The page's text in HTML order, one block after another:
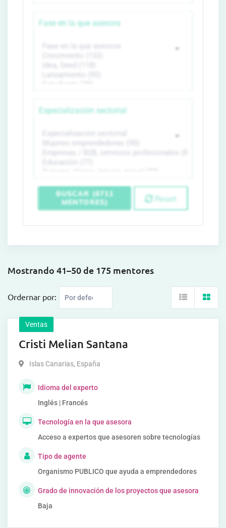
Fase en la que asesora
Especialización sectorial
BUSCAR (6711
MENTORES)
Reset
Mostrando 41–50 de 175 mentores
Ordernar por:
Ventas
Cristi Melian Santana
Islas Canarias, España
Idioma del experto
Inglés | Francés
Tecnología en la que asesora
Acceso a expertos que asesoren sobre tecnologías
Tipo de agente
Organismo PUBLICO que ayuda a emprendedores
Grado de innovación de los proyectos que asesora
Baja